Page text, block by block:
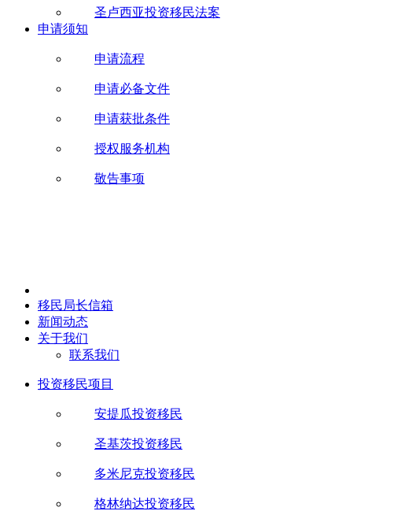
圣卢西亚投资移民法案
申请须知
申请流程
申请必备文件
申请获批条件
授权服务机构
敬告事项
移民局长信箱
新闻动态
关于我们
联系我们
投资移民项目
安提瓜投资移民
圣基茨投资移民
多米尼克投资移民
格林纳达投资移民